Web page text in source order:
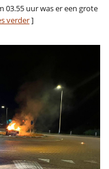
03.55 uur was er een grote
verder]